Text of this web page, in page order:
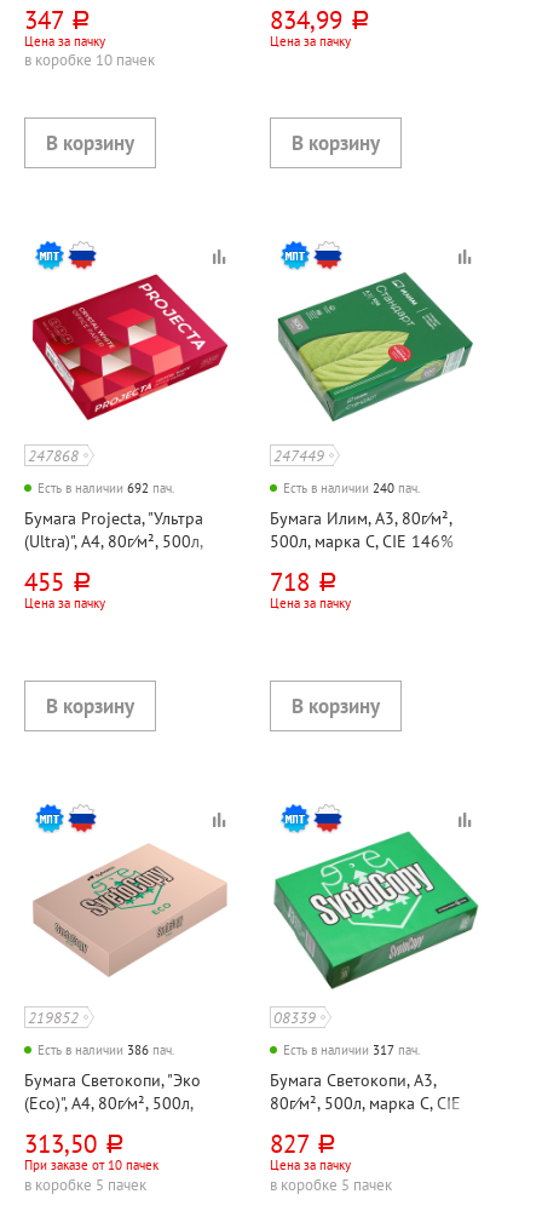
347 руб.
Цена за пачку
в коробке 10 пачек
834,99 руб.
Цена за пачку
247868
Есть в наличии 692 пач.
Бумага Projecta, "Ультра
(Ultra)", А4, 80г⁄м², 500л,
455 руб.
Цена за пачку
247449
Есть в наличии 240 пач.
Бумага Илим, А3, 80г⁄м²,
500л, марка C, CIE 146%
718 руб.
Цена за пачку
219852
Есть в наличии 386 пач.
Бумага Светокопи, "Эко
(Eco)", А4, 80г⁄м², 500л,
313,50 руб.
При заказе от 10 пачек
в коробке 5 пачек
08339
Есть в наличии 317 пач.
Бумага Светокопи, А3,
80г⁄м², 500л, марка C, CIE
827 руб.
Цена за пачку
в коробке 5 пачек